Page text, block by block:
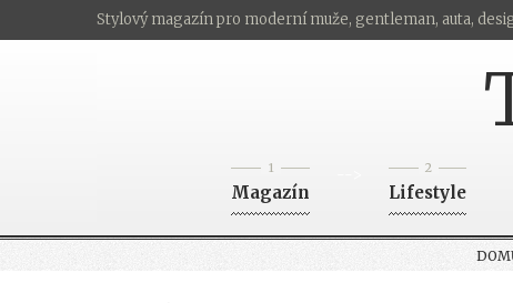
Stylový magazín pro moderní muže, gentleman, auta,
1
Magazín
2
Lifestyle